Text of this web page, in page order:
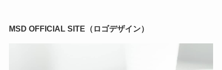
MSD OFFICIAL SITE（ロゴデザイン）